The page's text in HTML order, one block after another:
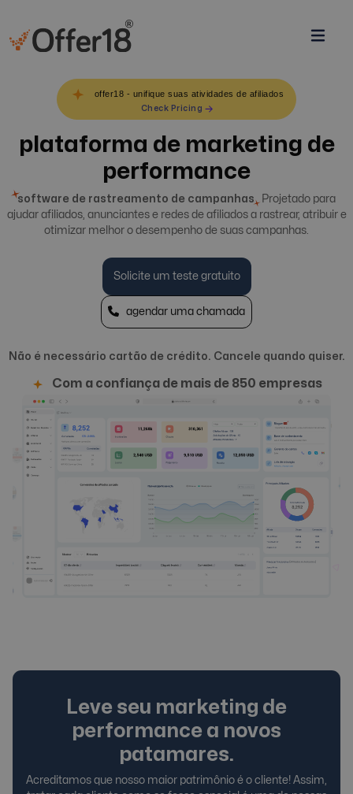
offer18 - unifique suas atividades de afiliados
Check Pricing
plataforma de marketing de
performance
software de rastreamento de campanhas
Projetado para
ajudar afiliados, anunciantes e redes de afiliados a rastrear, atribuir e
otimizar melhor o desempenho de suas campanhas.
Solicite um teste gratuito
agendar uma chamada
Não é necessário cartão de crédito. Cancele quando quiser.
Com a confiança de mais de 850 empresas
Leve seu marketing de
performance a novos
patamares.
Acreditamos que nosso maior patrimônio é o cliente! Assim,